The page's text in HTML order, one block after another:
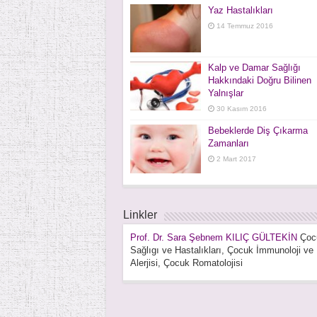
Yaz Hastalıkları
14 Temmuz 2016
Kalp ve Damar Sağlığı
Hakkındaki Doğru Bilinen
Yalnışlar
30 Kasım 2016
Bebeklerde Diş Çıkarma
Zamanları
2 Mart 2017
Linkler
Prof. Dr. Sara Şebnem KILIÇ GÜLTEKİN
Sağlıgı ve Hastalıkları, Çocuk İmmunoloji ve
Alerjisi, Çocuk Romatolojisi